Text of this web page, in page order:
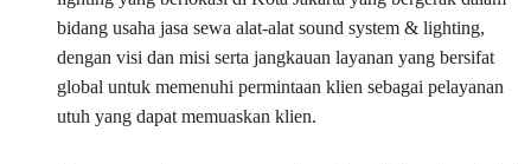
bidang usaha jasa sewa alat-alat sound system & lighting,
dengan visi dan misi serta jangkauan layanan yang bersifat
global untuk memenuhi permintaan klien sebagai pelayanan
utuh yang dapat memuaskan klien.